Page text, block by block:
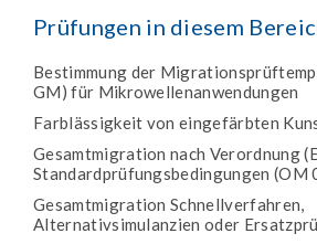
Prüfungen in diesem
Bestimmung der
GM) für Mikrowellenanwendungen
Farblässigkeit von eingefärbten
Gesamtmigration nach Verordnung
Standardprüfungsbedingungen (OM
Gesamtmigration Schnellverfahren,
Alternativsimulanzien oder